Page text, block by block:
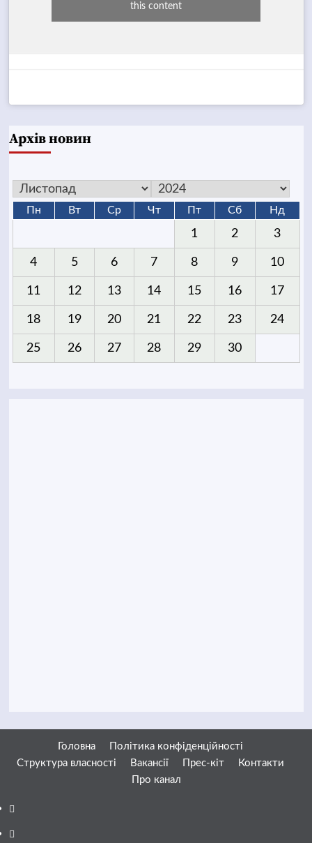
this content
Архів новин
Пн Вт Ср Чт Пт Сб Нд
1 2 3
4 5 6 7 8 9 10
11 12 13 14 15 16 17
18 19 20 21 22 23 24
25 26 27 28 29 30
Головна
Політика конфіденційності
Структура власності
Вакансії Прес-кіт
Контакти
Про канал
Facebook
YouTube